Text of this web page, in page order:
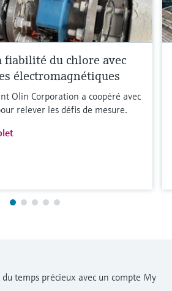
fiabilité du chlore avec
électromagnétiques
Olin Corporation a coopéré avec
relever les défis de mesure.
temps précieux avec un compte My